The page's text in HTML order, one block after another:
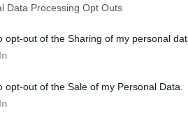
Data Processing Opt Outs
opt-out of the Sharing of my personal
opt-out of the Sale of my Personal Data.
weiterhin mehrfach gelesen und geprüft.
im Chat deutlich gemildert,
natürlich gerne berichtigen